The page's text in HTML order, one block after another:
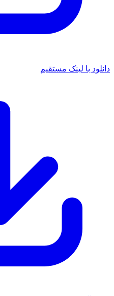
دانلود با لینک مستقیم